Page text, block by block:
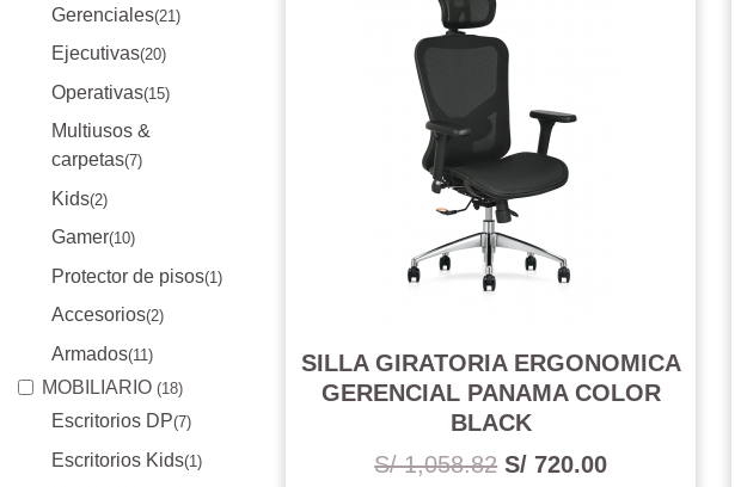
Gerenciales(21)
Ejecutivas(20)
Operativas(15)
Multiusos &
carpetas(7)
Kids(2)
Gamer(10)
Protector de pisos(1)
Accesorios(2)
Armados(11)
MOBILIARIO (18)
Escritorios DP(7)
Escritorios Kids(1)
SILLA GIRATORIA ERGONOMICA
GERENCIAL PANAMA COLOR
BLACK
S/ 1,058.82 S/ 720.00